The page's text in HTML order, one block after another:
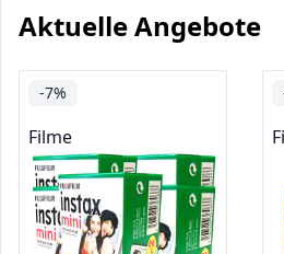
Aktuelle Angebote
-7%
Filme